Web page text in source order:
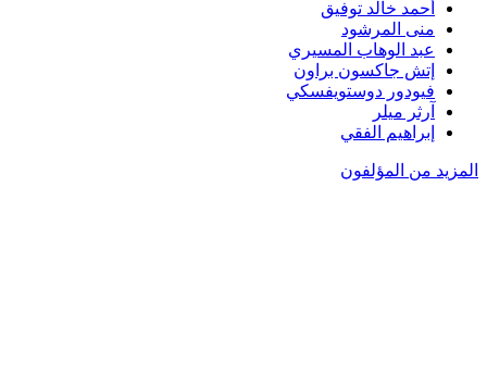
أحمد خالد توفيق
منى المرشود
عبد الوهاب المسيري
إتش جاكسون براون
فيودور دوستويفسكي
آرثر ميلر
إبراهيم الفقي
المزيد من المؤلفون